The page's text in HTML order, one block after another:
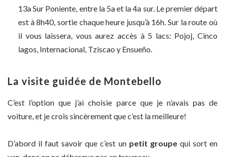
13a Sur Poniente, entre la 5a et la 4a sur. Le premier départ
est à 8h40, sortie chaque heure jusqu’à 16h. Sur la route où
il vous laissera, vous aurez accès à 5 lacs: Pojoj, Cinco
lagos, Internacional, Tziscao y Ensueño.
La visite guidée de Montebello
C’est l’option que j’ai choisie parce que je n’avais pas de
voiture, et je crois sincèrement que c’est la meilleure!
D’abord il faut savoir que c’est un petit groupequi sort en